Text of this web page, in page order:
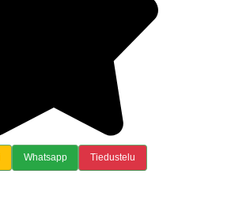
Whatsapp Tiedustelu